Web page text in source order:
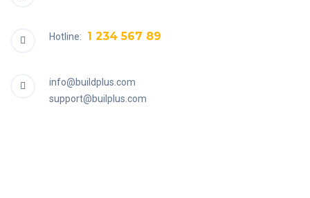
Hotline: 1 234 567 89
info@buildplus.com
support@builplus.com